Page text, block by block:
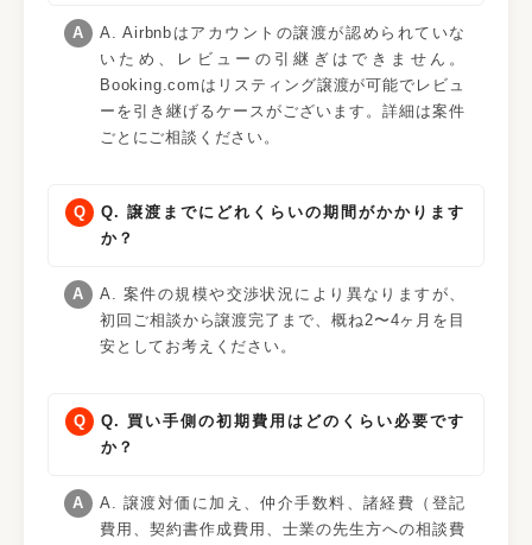
A. Airbnbはアカウントの譲渡が認められていな
いため、レビューの引継ぎはできません。
Booking.comはリスティング譲渡が可能でレビュ
ーを引き継げるケースがございます。詳細は案件
ごとにご相談ください。
Q. 譲渡までにどれくらいの期間がかかります
か？
A. 案件の規模や交渉状況により異なりますが、
初回ご相談から譲渡完了まで、概ね2〜4ヶ月を目
安としてお考えください。
Q. 買い手側の初期費用はどのくらい必要です
か？
A. 譲渡対価に加え、仲介手数料、諸経費（登記
費用、契約書作成費用、士業の先生方への相談費